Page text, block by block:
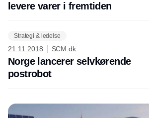
levere varer i fremtiden
Strategi & ledelse
21.11.2018 SCM.dk
Norge lancerer selvkørende
postrobot